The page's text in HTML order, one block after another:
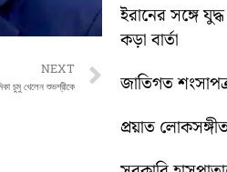
NEXT
চুমু খেলেন শুভশ্রীকে Next
ইরানের সঙ্গে
কড়া বার্তা
জাতিগত
প্রয়াত